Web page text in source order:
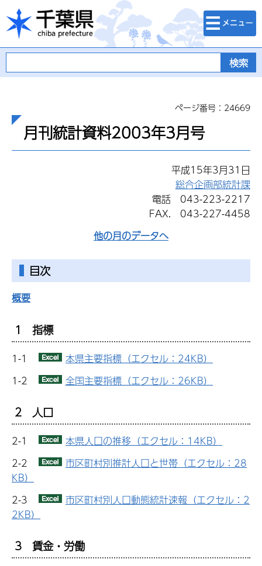
千葉県
検索・メニュ
ー
ページ番号：24669
月刊統計資料2003年3月号
平成15年3月31日
総合企画部統計課
電話 043-223-2217
FAX. 043-227-4458
他の月のデータへ
目次
概要
1 指標
1-1
本県主要指標（エクセル：24KB）
1-2
全国主要指標（エクセル：26KB）
2 人口
2-1
本県人口の推移（エクセル：14KB）
2-2
市区町村別推計人口と世帯（エクセル：28
KB）
2-3
市区町村別人口動態統計速報（エクセル：2
2KB）
3 賃金・労働